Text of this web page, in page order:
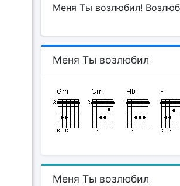
Меня Ты возлюбил!
Меня Ты возлюбил
Меня Ты возлюбил